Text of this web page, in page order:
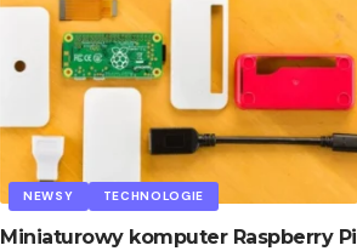
NEWSY TECHNOLOGIE
Miniaturowy komputer Raspberry Pi